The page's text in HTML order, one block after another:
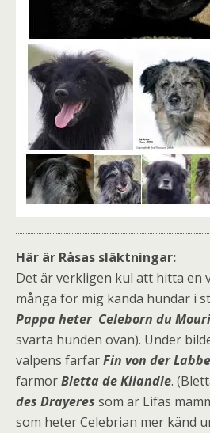
Här är Råsas släktningar:
Det är verkligen kul att hitta en
många för mig kända hundar i
Pappa heter Celeborn du
svarta hunden ovan). Under
valpens farfarFin von der
farmorBletta de Kliandie.
des Drayeres som är Lifas
som heter Celebrian mer känd